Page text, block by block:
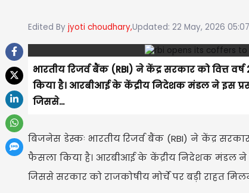
Edited By jyoti choudhary,Updated: 22 May, 2026
भारतीय रिजर्व बैंक (RBI) ने केंद्र सरकार को वित्त
किया है। आरबीआई के केंद्रीय निदेशक मंडल ने इस
जिससे...
बिजनेस डेस्कः भारतीय रिजर्व बैंक (RBI) ने केंद्र
फैसला किया है। आरबीआई के केंद्रीय निदेशक मंडल ने
जिससे सरकार को राजकोषीय मोर्चे पर बड़ी राहत